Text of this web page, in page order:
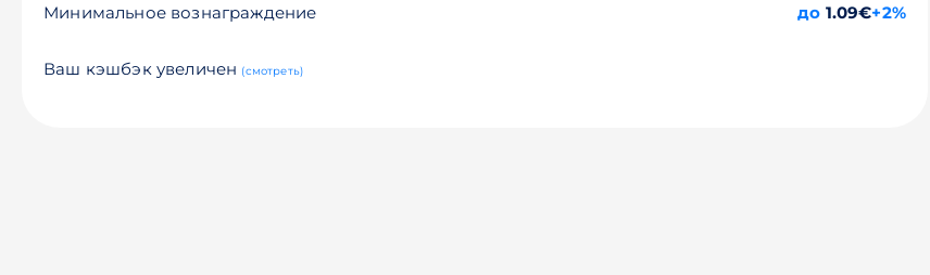
Минимальное вознаграждение до 1.09€+2%
Ваш кэшбэк увеличен (смотреть)